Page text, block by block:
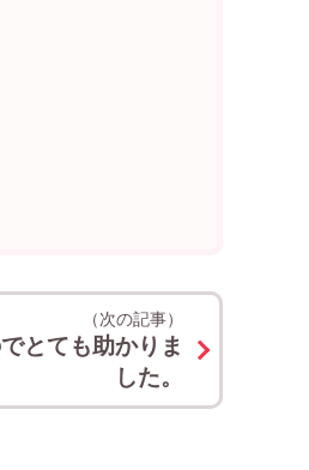
（次の記事）
とても助かりま
した。